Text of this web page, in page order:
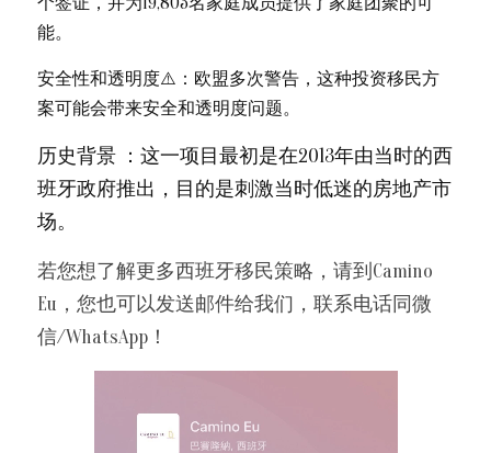
能。
安全性和透明度⚠️：欧盟多次警告，这种投资移民方
案可能会带来安全和透明度问题。
历史背景 ：这一项目最初是在2013年由当时的西
班牙政府推出，目的是刺激当时低迷的房地产市
场。
若您想了解更多西班牙移民策略，请到Camino
Eu，您也可以发送邮件给我们，联系电话同微
信/WhatsApp！